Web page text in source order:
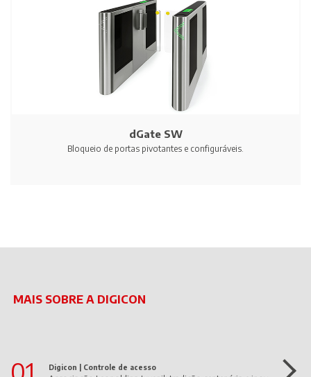
dGate SW
Bloqueio de portas pivotantes e configuráveis.
MAIS SOBRE A DIGICON
Digicon | Controle de acesso